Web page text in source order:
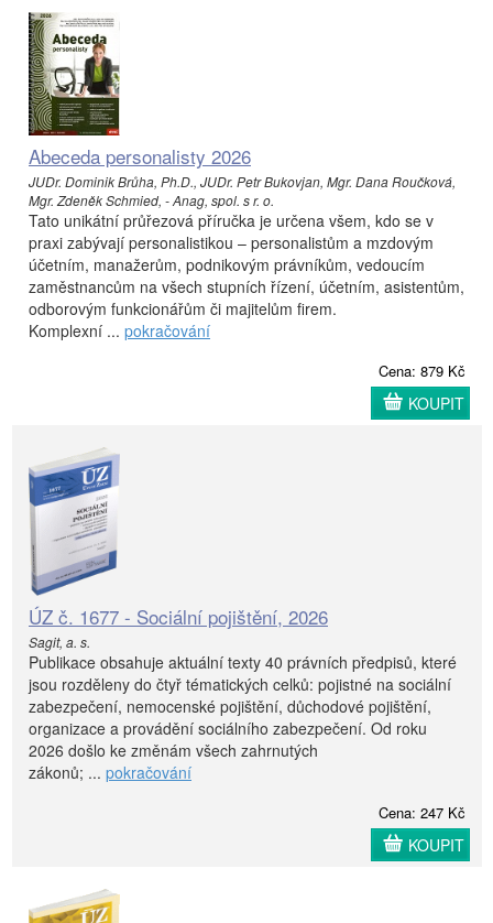
Abeceda personalisty 2026
JUDr. Dominik Brůha, Ph.D., JUDr. Petr Bukovjan, Mgr. Dana Roučková,
Mgr. Zdeněk Schmied, - Anag, spol. s r. o.
Tato unikátní průřezová příručka je určena všem, kdo se v
praxi zabývají personalistikou – personalistům a mzdovým
účetním, manažerům, podnikovým právníkům, vedoucím
zaměstnancům na všech stupních řízení, účetním, asistentům,
odborovým funkcionářům či majitelům firem.
Komplexní ... pokračování
Cena: 879 Kč
KOUPIT
ÚZ č. 1677 - Sociální pojištění, 2026
Sagit, a. s.
Publikace obsahuje aktuální texty 40 právních předpisů, které
jsou rozděleny do čtyř tématických celků: pojistné na sociální
zabezpečení, nemocenské pojištění, důchodové pojištění,
organizace a provádění sociálního zabezpečení. Od roku
2026 došlo ke změnám všech zahrnutých
zákonů; ... pokračování
Cena: 247 Kč
KOUPIT